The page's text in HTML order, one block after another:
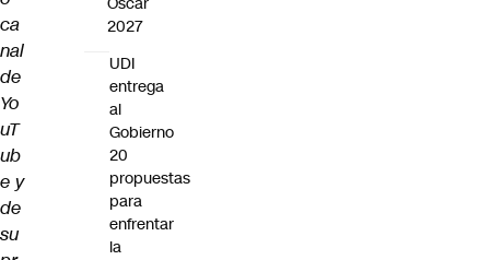
ca
nal
de
Yo
uT
ub
e y
de
su
2027
UDI
entrega
al
Gobierno
20
propuestas
para
enfrentar
la